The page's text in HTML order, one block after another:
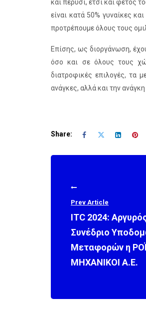
και πέρυσι, έτσι και φέτος
είναι κατά 50% γυναίκες
προτρέπουμε όλους τους
Επίσης, ως διοργάνωση,
όσο και σε όλους τους
διατροφικές επιλογές, τα
ανάγκες, αλλά και την
Share:
Prev Article
ITC 2024:
Συνέδριο
Μεταφορών η
ΜΗΧΑΝΙΚΟΙ Α.Ε.